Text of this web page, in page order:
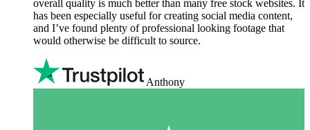
overall quality is much better than many free stock websites. It
has been especially useful for creating social media content,
and I’ve found plenty of professional looking footage that
would otherwise be difficult to source.
Anthony